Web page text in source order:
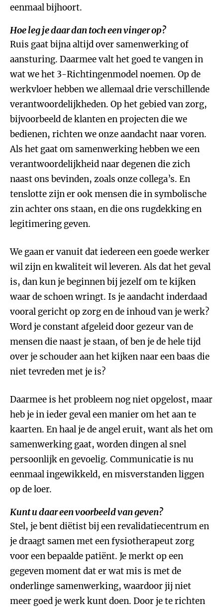
eenmaal bijhoort.
Hoe leg je daar dan toch een vinger op?
Ruis gaat bijna altijd over samenwerking of
aansturing. Daarmee valt het goed te vangen in
wat we het 3-Richtingenmodel noemen. Op de
werkvloer hebben we allemaal drie verschillende
verantwoordelijkheden. Op het gebied van zorg,
bijvoorbeeld de klanten en projecten die we
bedienen, richten we onze aandacht naar voren.
Als het gaat om samenwerking hebben we een
verantwoordelijkheid naar degenen die zich
naast ons bevinden, zoals onze collega’s. En
tenslotte zijn er ook mensen die in symbolische
zin achter ons staan, en die ons rugdekking en
legitimering geven.
We gaan er vanuit dat iedereen een goede werker
wil zijn en kwaliteit wil leveren. Als dat het geval
is, dan kun je beginnen bij jezelf om te kijken
waar de schoen wringt. Is je aandacht inderdaad
vooral gericht op zorg en de inhoud van je werk?
Word je constant afgeleid door gezeur van de
mensen die naast je staan, of ben je de hele tijd
over je schouder aan het kijken naar een baas die
niet tevreden met je is?
Daarmee is het probleem nog niet opgelost, maar
heb je in ieder geval een manier om het aan te
kaarten. En haal je de angel eruit, want als het om
samenwerking gaat, worden dingen al snel
persoonlijk en gevoelig. Communicatie is nu
eenmaal ingewikkeld, en misverstanden liggen
op de loer.
Kunt u daar een voorbeeld van geven?
Stel, je bent diëtist bij een revalidatiecentrum en
je draagt samen met een fysiotherapeut zorg
voor een bepaalde patiënt. Je merkt op een
gegeven moment dat er wat mis is met de
onderlinge samenwerking, waardoor jij niet
meer goed je werk kunt doen. Door je te richten